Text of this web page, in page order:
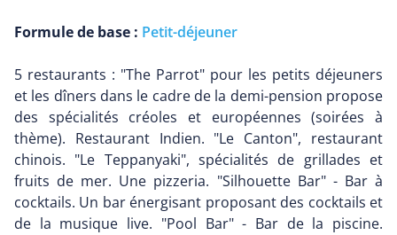
Formule de base : Petit-déjeuner
5 restaurants : "The Parrot" pour les petits déjeuners
et les dîners dans le cadre de la demi-pension propose
des spécialités créoles et européennes (soirées à
thème). Restaurant Indien. "Le Canton", restaurant
chinois. "Le Teppanyaki", spécialités de grillades et
fruits de mer. Une pizzeria. "Silhouette Bar" - Bar à
cocktails. Un bar énergisant proposant des cocktails et
de la musique live. "Pool Bar" - Bar de la piscine.